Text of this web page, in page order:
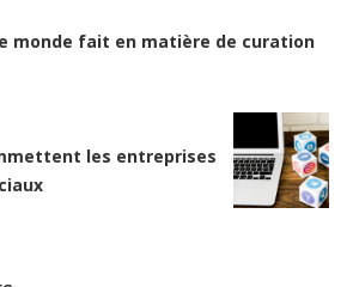
monde fait en matière de curation
les entreprises